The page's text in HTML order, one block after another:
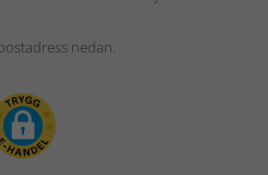
nedan.